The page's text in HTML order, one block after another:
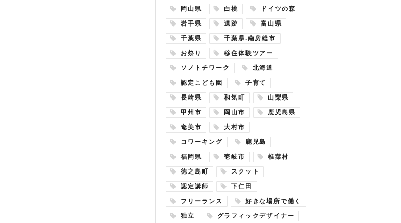
岡山県 白桃 ドイツの森
岩手県 遺跡 富山県
千葉県 千葉県.南房総市
お祭り 移住体験ツアー
ソノトチワーク 北海道
認定こども園 子育て
長崎県 和気町 山梨県
甲州市 岡山市 鹿児島県
奄美市 大村市
コワーキング 鹿児島
福岡県 壱岐市 椎葉村
徳之島町 スクット
認定講師 下仁田
フリーランス 好きな場所で働く
独立 グラフィックデザイナー